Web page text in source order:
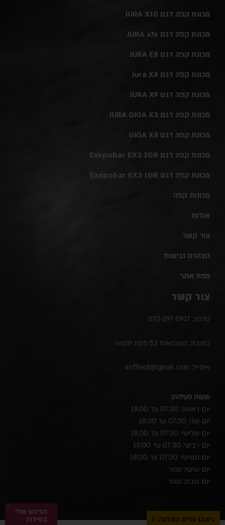
כיתבו עלינו המלצה :)
מכונת קפה דגם JURA X10
מכונת קפה דגם JURA x7s
מכונת קפה דגם JURA E8
מכונת קפה דגם Jura X8
מכונת קפה דגם JURA X9
מכונת קפה דגם JURA GIGA X3
מכונת קפה דגם GIGA X8
מכונת קפה דגם Exspobar EX3 2GR
מכונת קפה דגם Exspobar EX3 1GR
מכונות קפה
אודות
צור קשר
הצהרת נגישות
מפת אתר
צור קשר
טלפון: 072-397-5917
כתובת: העצמאות 52 פתח תקווה
אימייל: koffee8@gmail.com
שעות פעילות:
יום ראשון: 07:30 עד 18:00
יום שני: 07:30 עד 18:00
יום שלישי: 07:30 עד 18:00
יום רביעי: 07:30 עד 18:00
יום חמישי: 07:30 עד 18:00
יום שישי: סגור
יום שבת: סגור
הדירוג שלי
במידרג